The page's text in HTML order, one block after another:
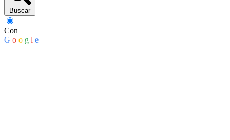
Buscar
Con
G o o g l e